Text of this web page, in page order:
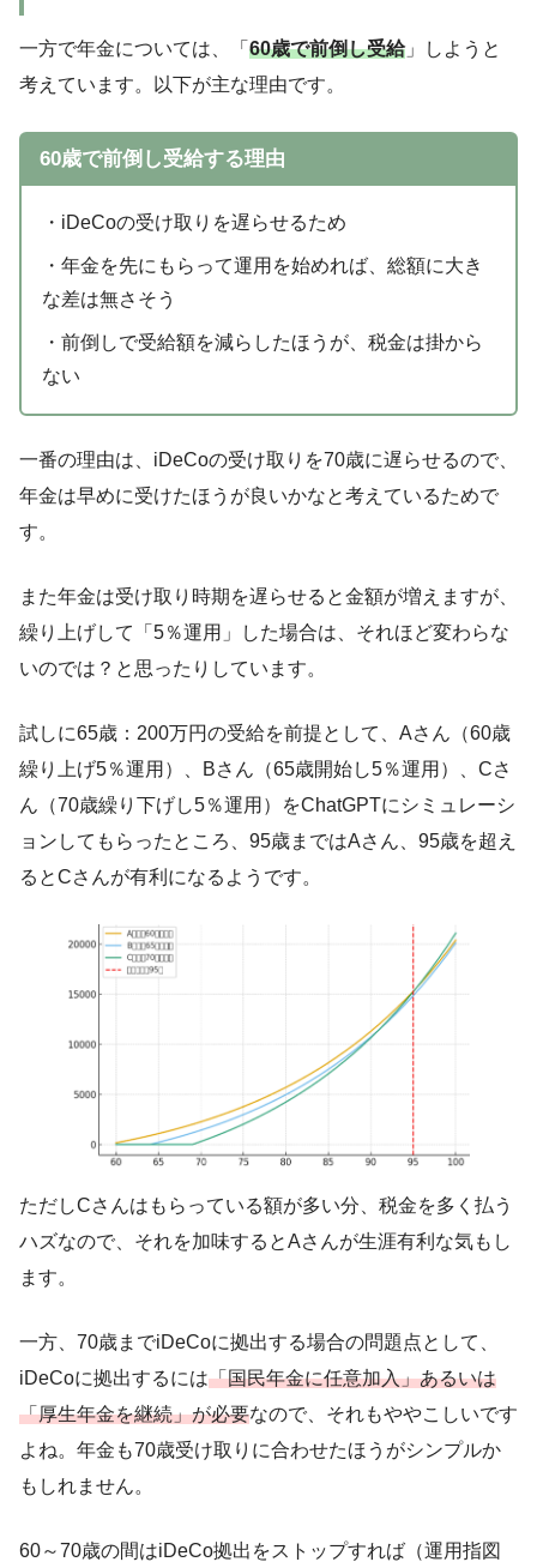
一方で年金については、「 60歳で前倒し受給」しようと
考えています。以下が主な理由です。
60歳で前倒し受給する理由
・iDeCoの受け取りを遅らせるため
・年金を先にもらって運用を始めれば、総額に大き
な差は無さそう
・前倒しで受給額を減らしたほうが、税金は掛から
ない
一番の理由は、iDeCoの受け取りを70歳に遅らせるので、
年金は早めに受けたほうが良いかなと考えているためで
す。
また年金は受け取り時期を遅らせると金額が増えますが、
繰り上げして「5％運用」した場合は、それほど変わらな
いのでは？と思ったりしています。
試しに65歳：200万円の受給を前提として、Aさん（60歳
繰り上げ5％運用）、Bさん（65歳開始し5％運用）、Cさ
ん（70歳繰り下げし5％運用）をChatGPTにシミュレーシ
ョンしてもらったところ、95歳まではAさん、95歳を超え
るとCさんが有利になるようです。
ただしCさんはもらっている額が多い分、税金を多く払う
ハズなので、それを加味するとAさんが生涯有利な気もし
ます。
一方、70歳までiDeCoに拠出する場合の問題点として、
iDeCoに拠出するには「国民年金に任意加入」あるいは
「厚生年金を継続」が必要なので、それもややこしいです
よね。年金も70歳受け取りに合わせたほうがシンプルか
もしれません。
60～70歳の間はiDeCo拠出をストップすれば（運用指図